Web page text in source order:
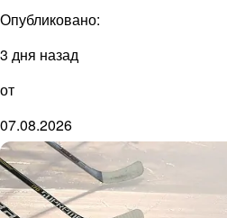
Опубликовано:
3 дня назад
от
07.08.2026